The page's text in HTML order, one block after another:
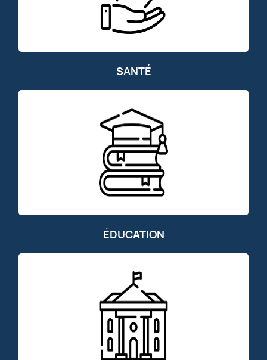
SANTÉ
ÉDUCATION